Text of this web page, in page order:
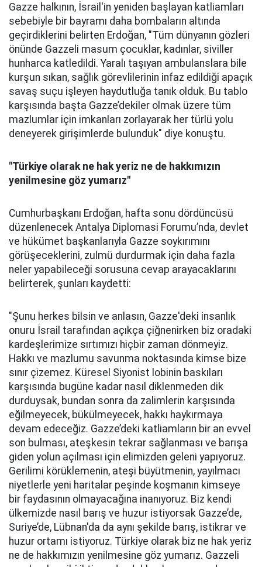
Gazze halkının, İsrail'in yeniden başlayan katliamları
sebebiyle bir bayramı daha bombaların altında
geçirdiklerini belirten Erdoğan, "Tüm dünyanın gözleri
önünde Gazzeli masum çocuklar, kadınlar, siviller
hunharca katledildi. Yaralı taşıyan ambulanslara bile
kurşun sıkan, sağlık görevlilerinin infaz edildiği apaçık
savaş suçu işleyen haydutluğa tanık olduk. Bu tablo
karşısında başta Gazze’dekiler olmak üzere tüm
mazlumlar için imkanları zorlayarak her türlü yolu
deneyerek girişimlerde bulunduk" diye konuştu.
"Türkiye olarak ne hak yeriz ne de hakkımızın
yenilmesine göz yumarız"
Cumhurbaşkanı Erdoğan, hafta sonu dördüncüsü
düzenlenecek Antalya Diplomasi Forumu’nda, devlet
ve hükümet başkanlarıyla Gazze soykırımını
görüşeceklerini, zulmü durdurmak için daha fazla
neler yapabileceği sorusuna cevap arayacaklarını
belirterek, şunları kaydetti:
"Şunu herkes bilsin ve anlasın, Gazze'deki insanlık
onuru İsrail tarafından açıkça çiğnenirken biz oradaki
kardeşlerimize sırtımızı hiçbir zaman dönmeyiz.
Hakkı ve mazlumu savunma noktasında kimse bize
sınır çizemez. Küresel Siyonist lobinin baskıları
karşısında bugüne kadar nasıl diklenmeden dik
durduysak, bundan sonra da zalimlerin karşısında
eğilmeyecek, bükülmeyecek, hakkı haykırmaya
devam edeceğiz. Gazze’deki katliamların bir an evvel
son bulması, ateşkesin tekrar sağlanması ve barışa
giden yolun açılması için elimizden geleni yapıyoruz.
Gerilimi körüklemenin, ateşi büyütmenin, yayılmacı
niyetlerle yeni haritalar peşinde koşmanın kimseye
bir faydasının olmayacağına inanıyoruz. Biz kendi
ülkemizde nasıl barış ve huzur istiyorsak Gazze’de,
Suriye’de, Lübnan'da da aynı şekilde barış, istikrar ve
huzur ortamı istiyoruz. Türkiye olarak biz ne hak yeriz
ne de hakkımızın yenilmesine göz yumarız. Gazzeli